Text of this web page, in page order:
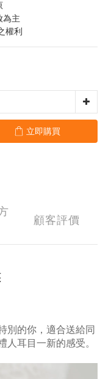
為主
權利
立即購買
顧客評價
別的你，適合送給同
人耳目一新的感受。